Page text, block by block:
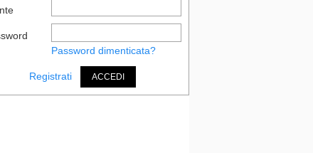
Password dimenticata?
Registrati ACCEDI